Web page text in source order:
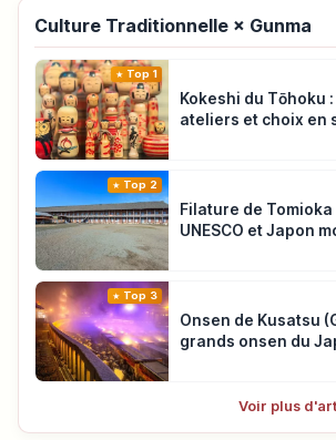
Culture Traditionnelle × Gunma
Top 1
Kokeshi du Tōhoku :
ateliers et choix en
Top 2
Filature de Tomioka
UNESCO et Japon
Top 3
Onsen de Kusatsu
grands onsen du
Voir plus